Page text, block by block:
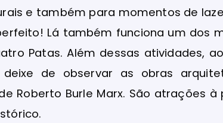
e também para momentos de
Lá também funciona um dos
Patas. Além dessas atividades,
deixe de observar as obras
Roberto Burle Marx. São atrações